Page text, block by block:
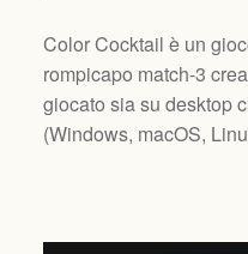
Color Cocktail è un
rompicapo match-3
giocato sia su desktop
(Windows, macOS,